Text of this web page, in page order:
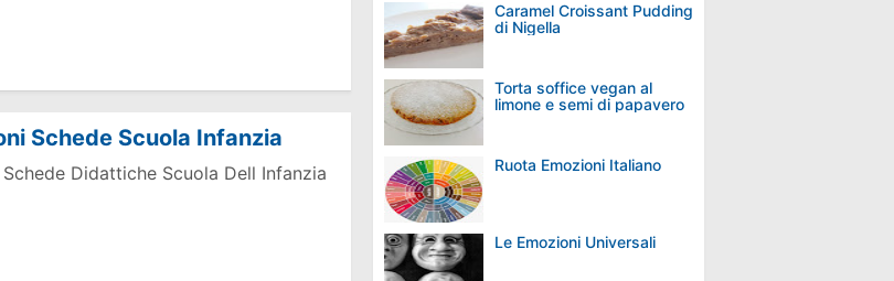
Schede Scuola Infanzia
Didattiche Scuola Dell Infanzia
Caramel Croissant Pudding
di Nigella
Torta soffice vegan al
limone e semi di papavero
Ruota Emozioni Italiano
Le Emozioni Universali